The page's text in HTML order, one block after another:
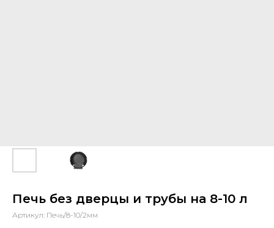
Печь без дверцы и трубы на 8-10 л
Артикул: Печь/8-10/2мм